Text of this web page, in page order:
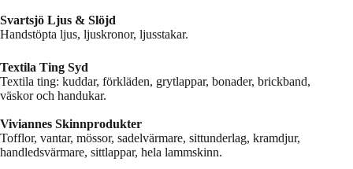
Svartsjö Ljus & Slöjd
Handstöpta ljus, ljuskronor, ljusstakar.
Textila Ting Syd
Textila ting: kuddar, förkläden, grytlappar, bonader, brickband,
väskor och handukar.
Viviannes Skinnprodukter
Tofflor, vantar, mössor, sadelvärmare, sittunderlag, kramdjur,
handledsvärmare, sittlappar, hela lammskinn.